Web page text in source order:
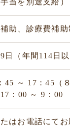
当を別途支給
助、診療費補
日（年間114日
45 ～ 17：45（
：00 ～ 9：00
はお電話にてお